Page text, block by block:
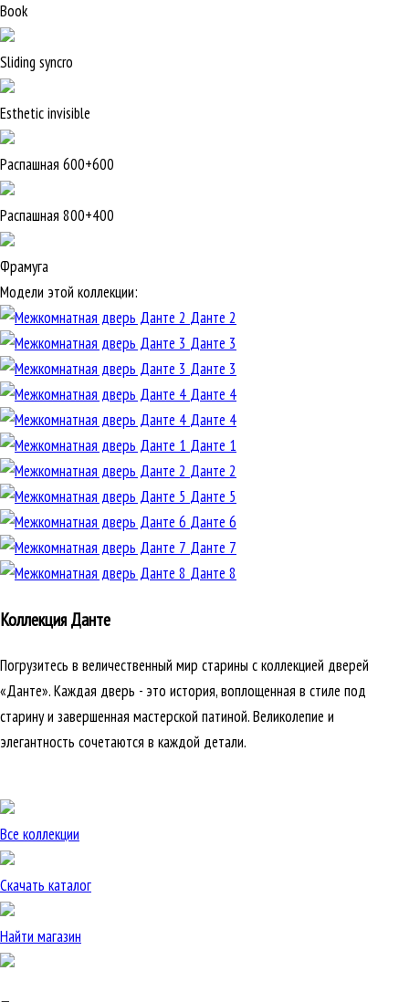
Book
Sliding syncro
Esthetic invisible
Распашная 600+600
Распашная 800+400
Фрамуга
Модели этой коллекции:
Данте 2
Данте 3
Данте 3
Данте 4
Данте 4
Данте 1
Данте 2
Данте 5
Данте 6
Данте 7
Данте 8
Коллекция Данте
Погрузитесь в величественный мир старины с коллекцией дверей
«Данте». Каждая дверь - это история, воплощенная в стиле под
старину и завершенная мастерской патиной. Великолепие и
элегантность сочетаются в каждой детали.
Все коллекции
Скачать каталог
Найти магазин